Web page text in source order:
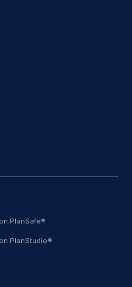
PlanSafe®
PlanStudio®